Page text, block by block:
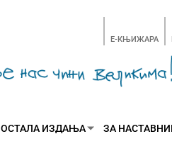
E-КЊИЖАРА
ОСТАЛА ИЗДАЊА ЗА